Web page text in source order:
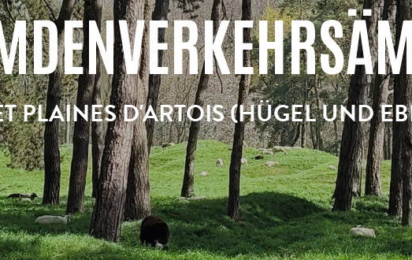
PLAINES D'ARTOIS (HÜGEL UND